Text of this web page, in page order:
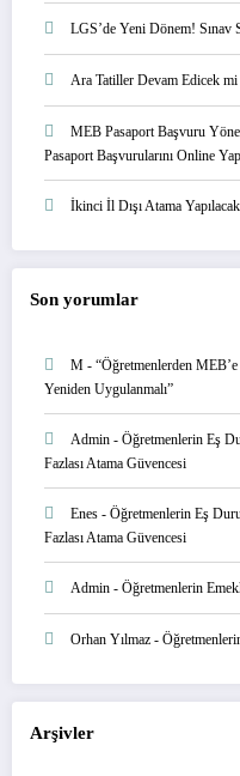
LGS’de Yeni Dönem! Sınav
Ara Tatiller Devam Edicek mi
MEB Pasaport Başvuru
Pasaport Başvurularını Online
İkinci İl Dışı Atama
Son yorumlar
M - “Öğretmenlerden
Yeniden Uygulanmalı”
Admin - Öğretmenlerin Eş
Fazlası Atama Güvencesi
Enes - Öğretmenlerin Eş
Fazlası Atama Güvencesi
Admin - Öğretmenlerin
Orhan Yılmaz -
Arşivler